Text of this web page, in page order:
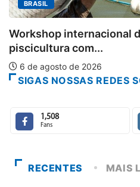
internacional debate
com...
de 2026
SIGAS NOSSAS REDES
1,508
Fans
RECENTES MAIS